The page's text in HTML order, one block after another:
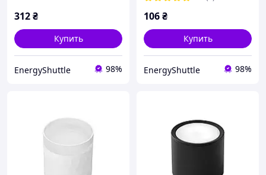
312₴
Купить
EnergyShuttle 98%
106₴
Купить
EnergyShuttle 98%